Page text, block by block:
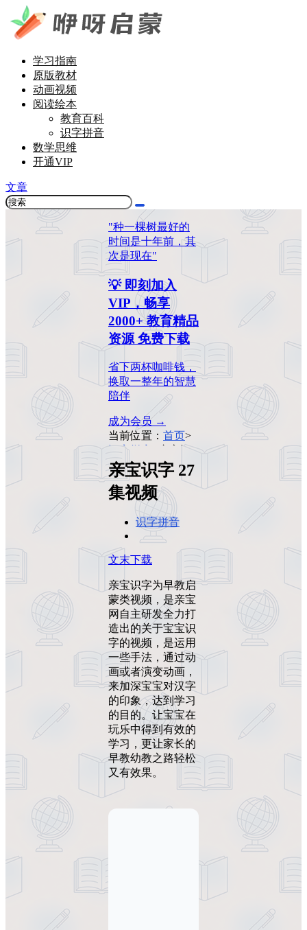
学习指南
原版教材
动画视频
阅读绘本
教育百科
识字拼音
数学思维
开通VIP
文章
"种一棵树最好的
时间是十年前，其
次是现在"
💡 即刻加入
VIP，畅享
2000+ 教育精品
资源 免费下载
省下两杯咖啡钱，
换取一整年的智慧
陪伴
成为会员 →
当前位置： 首页>
识字拼音
亲宝识
字 27集视频
亲宝识字 27
集视频
识字拼音
文末下载
亲宝识字为早教启
蒙类视频，是亲宝
网自主研发全力打
造出的关于宝宝识
字的视频，是运用
一些手法，通过动
画或者演变动画，
来加深宝宝对汉字
的印象，达到学习
的目的。让宝宝在
玩乐中得到有效的
学习，更让家长的
早教幼教之路轻松
又有效果。